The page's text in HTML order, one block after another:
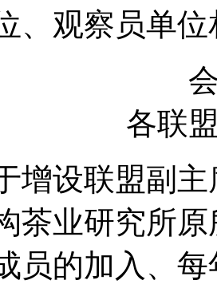
、观察员单
各联
增设联盟副
茶业研究所
员的加入、